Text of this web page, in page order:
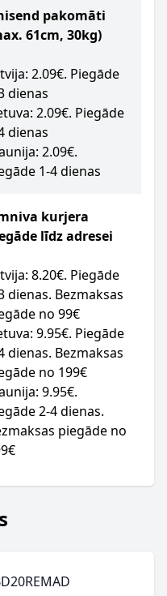
pakomāti
61cm, 30kg)
2.09€. Piegāde
dienas
2.09€. Piegāde
dienas
2.09€.
1-4 dienas
kurjera
līdz adresei
8.20€. Piegāde
dienas. Bezmaksas
no 99€
9.95€. Piegāde
dienas. Bezmaksas
no 199€
9.95€.
2-4 dienas.
piegāde no